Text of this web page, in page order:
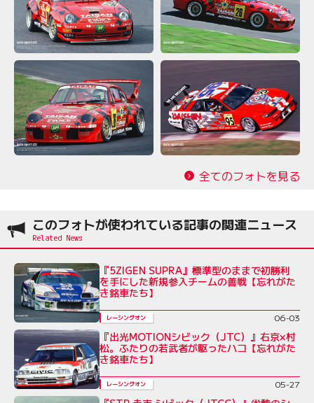
全てのフォトを見る
このフォトが使われている記事の関連ニュース
『5ZIGEN SUPRA』標準型のままで初勝利
を手にした新規参入チームの善戦【忘れがた
き銘車たち】
レーシングオン 06-03
『出光MOTIONシビック（JTC）』右京×村
松。ふたりの若武者が駆ったハコ【忘れがた
き銘車たち】
レーシングオン 05-27